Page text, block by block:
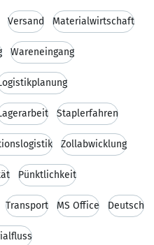
Versand Materialwirtschaft
Wareneingang
Staplerfahren
Zollabwicklung
Pünktlichkeit
Transport MS Office Deutsch